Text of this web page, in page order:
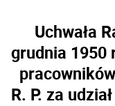
Uchwała
grudnia 1950
R. P. za